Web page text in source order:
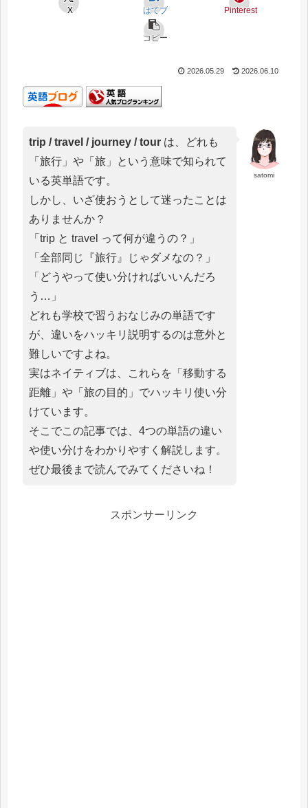
X はてブ Pinterest
コピー
2026.05.29 2026.06.10
satomi
trip / travel / journey / tour は、どれも
「旅行」や「旅」という意味で知られて
いる英単語です。
しかし、いざ使おうとして迷ったことは
ありませんか？
「trip と travel って何が違うの？」
「全部同じ『旅行』じゃダメなの？」
「どうやって使い分ければいいんだろ
う…」
どれも学校で習うおなじみの単語です
が、違いをハッキリ説明するのは意外と
難しいですよね。
実はネイティブは、これらを「移動する
距離」や「旅の目的」でハッキリ使い分
けています。
そこでこの記事では、4つの単語の違い
や使い分けをわかりやすく解説します。
ぜひ最後まで読んでみてくださいね！
スポンサーリンク